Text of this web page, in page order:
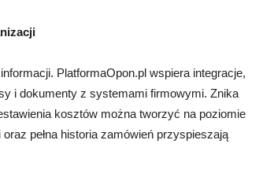
PlatformaOpon.pl wspiera integracje,
i dokumenty z systemami firmowymi. Znika
kosztów można tworzyć na poziomie
pełna historia zamówień przyspieszają